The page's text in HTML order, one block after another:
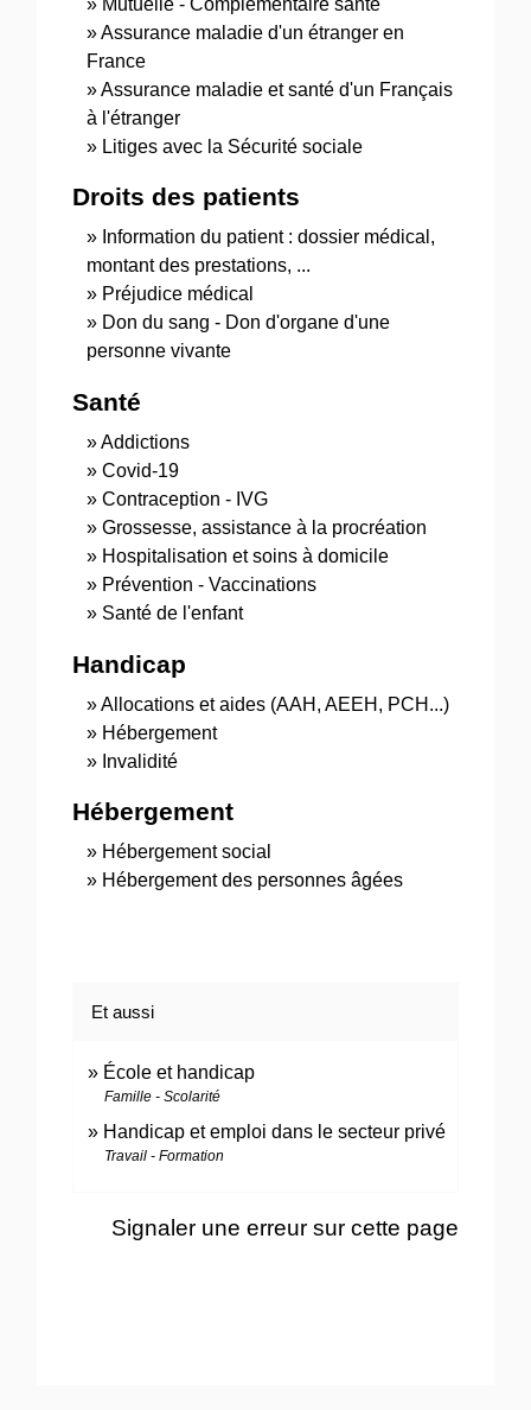
Assurance maladie d'un étranger en
France
Assurance maladie et santé d'un Français
à l'étranger
Litiges avec la Sécurité sociale
Droits des patients
Information du patient : dossier médical,
montant des prestations, ...
Préjudice médical
Don du sang - Don d'organe d'une
personne vivante
Santé
Addictions
Covid-19
Contraception - IVG
Grossesse, assistance à la procréation
Hospitalisation et soins à domicile
Prévention - Vaccinations
Santé de l'enfant
Handicap
Allocations et aides (AAH, AEEH, PCH...)
Hébergement
Invalidité
Hébergement
Hébergement social
Hébergement des personnes âgées
Et aussi
École et handicap
Famille - Scolarité
Handicap et emploi dans le secteur privé
Travail - Formation
Signaler une erreur sur cette page